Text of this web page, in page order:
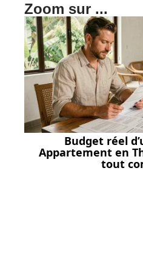
Zoom sur ...
Budget réel
Appartement en
tout